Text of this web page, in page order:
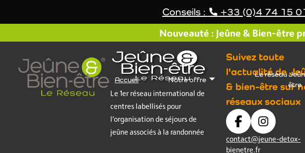
Conseils : +33 (0)4 74 15
Nouveauté : Jeûne & Bien-être
Accueil Notre offre
Le réseau
être
Le 1er réseau international de
centres labellisés pour
l’organisation de séjours de
jeûne associés à la randonnée
Suivez toute
l'actualité de
& bien-être sur
réseaux sociaux
contact@jeune-detox-
bienetre.fr